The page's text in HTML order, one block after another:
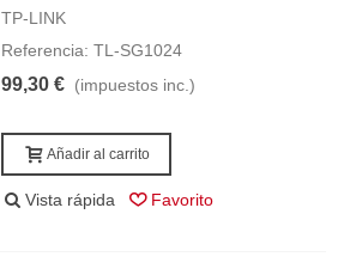
TP-LINK
Referencia: TL-SG1024
99,30 € (impuestos inc.)
Añadir al carrito
Vista rápida Favorito